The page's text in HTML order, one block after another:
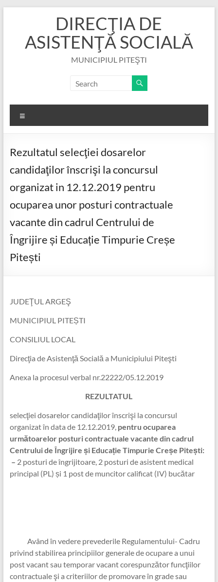
DIRECŢIA DE
ASISTENŢĂ SOCIALĂ
MUNICIPIUL PITEŞTI
Rezultatul selecţiei dosarelor
candidaţilor înscrişi la concursul
organizat in 12.12.2019 pentru
ocuparea unor posturi contractuale
vacante din cadrul Centrului de
Îngrijire și Educație Timpurie Creșe
Pitești
JUDEŢUL ARGEŞ
MUNICIPIUL PITEȘTI
CONSILIUL LOCAL
Direcţia de Asistenţă Socială a Municipiului Piteşti
Anexa la procesul verbal nr.22222/05.12.2019
REZULTATUL
selecţiei dosarelor candidaţilor înscrişi la concursul
organizat în data de 12.12.2019, pentru ocuparea
următoarelor posturi contractuale vacante din cadrul
Centrului de Îngrijire și Educație Timpurie Creșe Pitești:
– 2 posturi de îngrijitoare, 2 posturi de asistent medical
principal (PL) și 1 post de muncitor calificat (IV) bucătar
Având în vedere prevederile Regulamentului- Cadru
privind stabilirea principiilor generale de ocupare a unui
post vacant sau temporar vacant corespunzător funcţiilor
contractuale şi a criteriilor de promovare în grade sau